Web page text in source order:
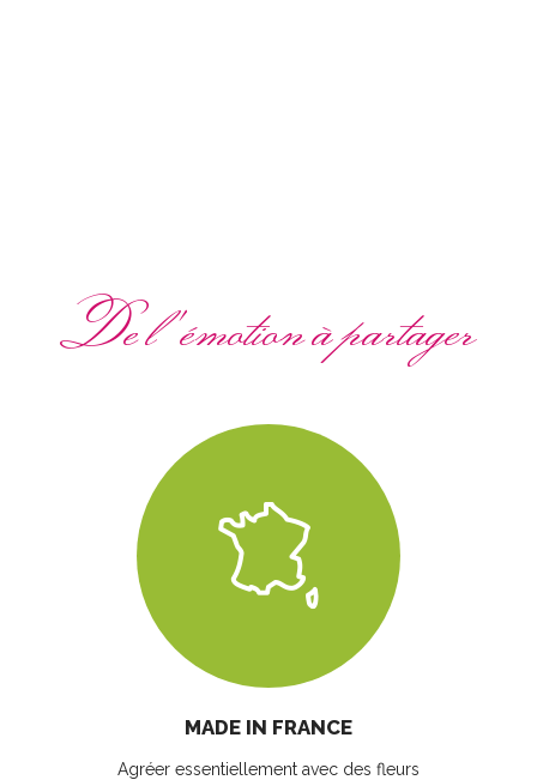
De l'émotion à partager
MADE IN FRANCE
Agréer essentiellement avec des fleurs